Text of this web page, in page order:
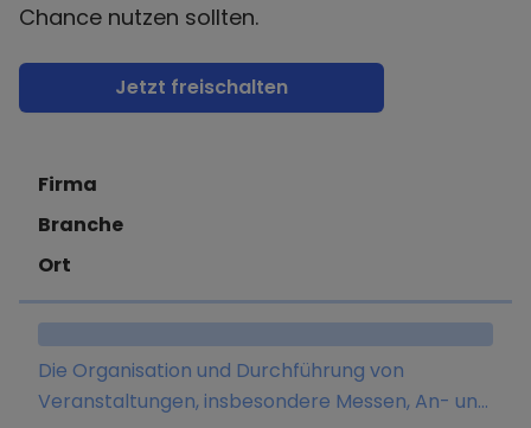
Chance nutzen sollten.
Jetzt freischalten
Firma
Branche
Ort
Die Organisation und Durchführung von
Veranstaltungen, insbesondere Messen, An- und